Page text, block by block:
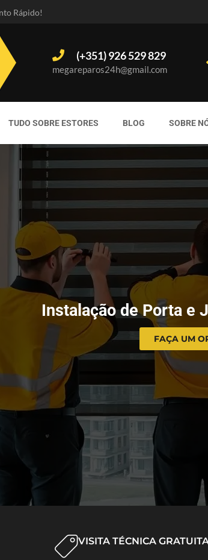
Rápido!
(+351) 926 529 829
megareparos24h@gmail.com
TUDO SOBRE ESTORES BLOG SOBRE
Instalação de Porta e
FAÇA UM
VISITA TÉCNICA